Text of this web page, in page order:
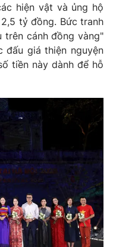
hiện vật và ủng hộ
tỷ đồng. Bức tranh
trên cánh đồng vàng"
đấu giá thiện nguyện
tiền này dành để hỗ